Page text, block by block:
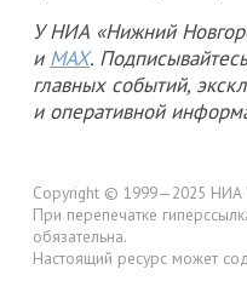
У НИА «Нижний
и MAX.
главных событий,
и оперативной
Copyright © 1999—2025 НИА
При перепечатке
обязательна.
Настоящий ресурс может